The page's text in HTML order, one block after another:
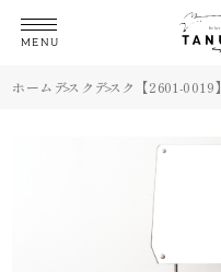
MENU
ホーム デスク デスク【2601-0019】